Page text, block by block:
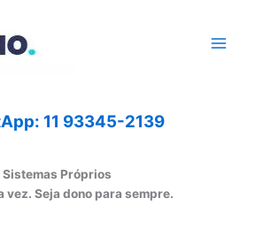
11 93345-2139
Sistemas Próprios
vez. Seja dono para sempre.